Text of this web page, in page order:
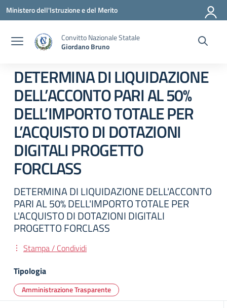
Vai ai contenuti
Vai al menu di navigazione
Vai al footer
Ministero dell'Istruzione e del Merito
Convitto Nazionale Statale
Giordano Bruno
DETERMINA DI LIQUIDAZIONE
DELL’ACCONTO PARI AL 50%
DELL’IMPORTO TOTALE PER
L’ACQUISTO DI DOTAZIONI
DIGITALI PROGETTO
FORCLASS
DETERMINA DI LIQUIDAZIONE DELL'ACCONTO
PARI AL 50% DELL'IMPORTO TOTALE PER
L'ACQUISTO DI DOTAZIONI DIGITALI
PROGETTO FORCLASS
Stampa / Condividi
Tipologia
Amministrazione Trasparente